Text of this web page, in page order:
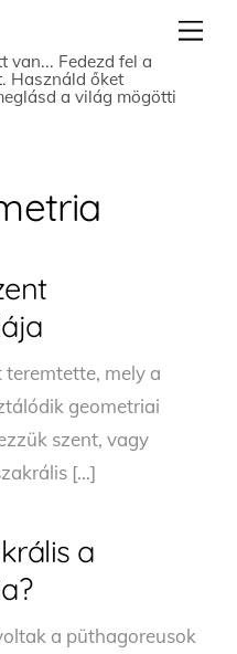
van... Fedezd fel a
Használd őket
a világ mögötti
mely a
geometriai
szent, vagy
[…]
a
a püthagoreusok